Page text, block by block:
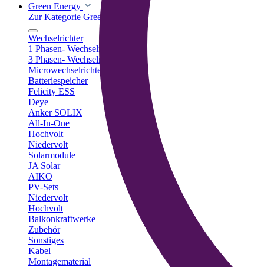
Green Energy
Zur Kategorie Green Energy
Wechselrichter
1 Phasen- Wechselrichter
3 Phasen- Wechselrichter
Microwechselrichter
Batteriespeicher
Felicity ESS
Deye
Anker SOLIX
All-In-One
Hochvolt
Niedervolt
Solarmodule
JA Solar
AIKO
PV-Sets
Niedervolt
Hochvolt
Balkonkraftwerke
Zubehör
Sonstiges
Kabel
Montagematerial